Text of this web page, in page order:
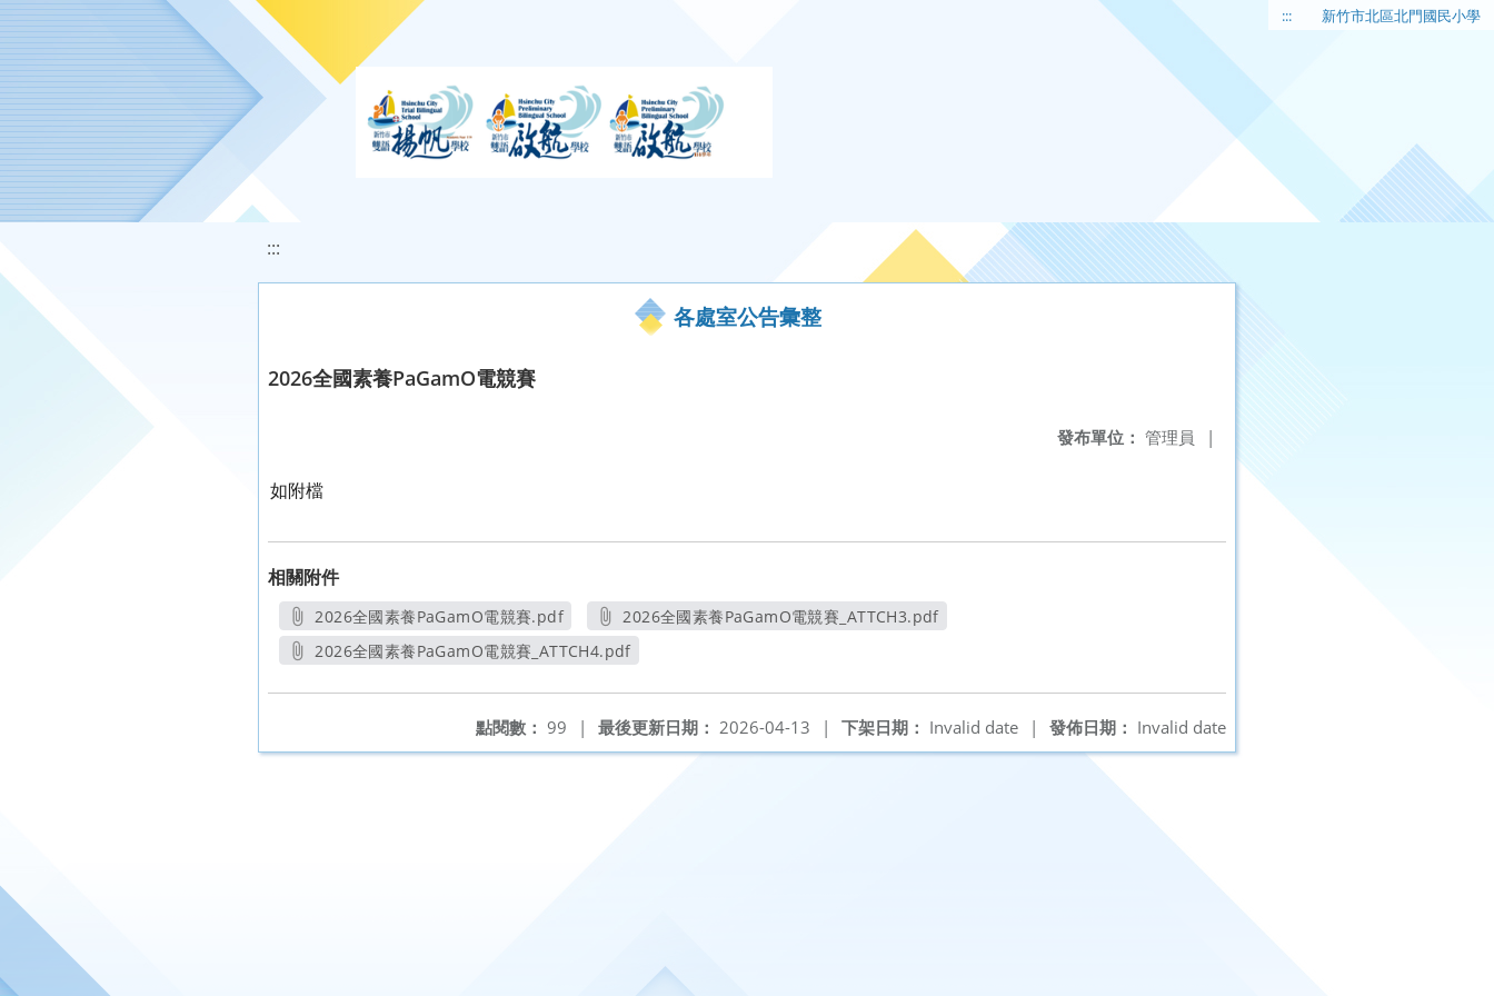
移至網頁之主要內容區位置 ::: 新竹市北區北門國民小學
:::
各處室公告彙整
2026全國素養PaGamO電競賽
發布單位： 管理員 |
如附檔
相關附件
2026全國素養PaGamO電競賽.pdf
另開新視窗
2026全國素養PaGamO電競賽_ATTCH3.pdf
2026全國素養PaGamO電競賽_ATTCH4.pdf
發佈日期： Invalid date
下架日期： Invalid date |
最後更新日期： 2026-04-13 |
點閱數： 99 |